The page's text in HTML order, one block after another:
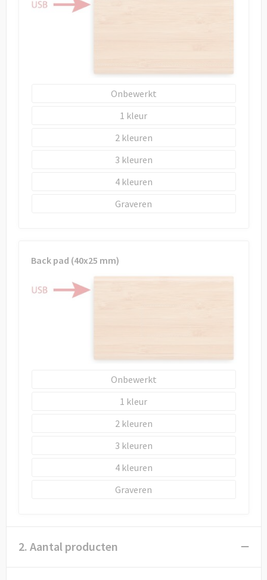
Onbewerkt
1
2
3
4
Graveren
Back pad (40x25 mm)
Onbewerkt
1
2
3
4
Graveren
2. Aantal producten